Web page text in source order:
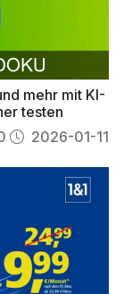
mehr mit KI-
testen
2026-01-11